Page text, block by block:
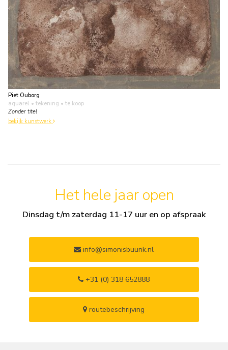
Piet Ouborg
aquarel • tekening • te koop
Zonder titel
bekijk kunstwerk
Het hele jaar open
Dinsdag t/m zaterdag 11-17 uur en op afspraak
info@simonisbuunk.nl
+31 (0) 318 652888
routebeschrijving